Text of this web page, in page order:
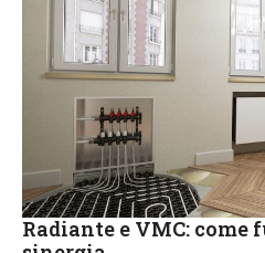
Radiante e VMC: